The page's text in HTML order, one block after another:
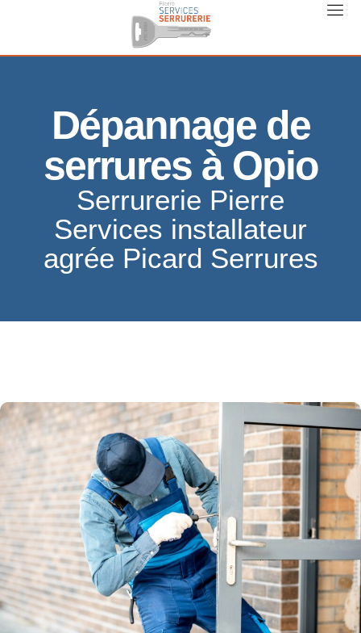
Dépannage de
serrures à Opio
Serrurerie Pierre
Services installateur
agrée Picard Serrures